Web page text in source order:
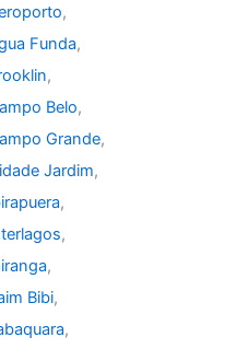
,
Funda,
,
Belo,
Grande,
Jardim,
,
,
,
Bibi,
,